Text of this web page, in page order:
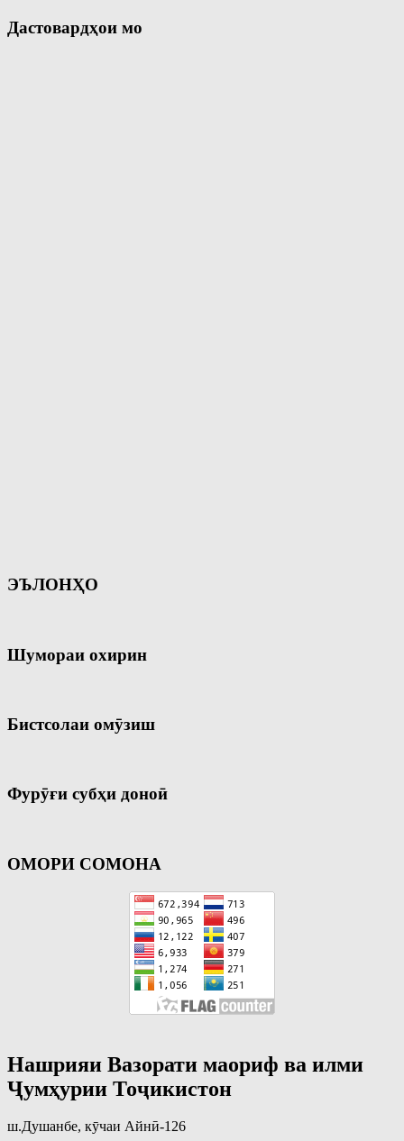
Дастовардҳои мо
ЭЪЛОНҲО
Шумораи охирин
Бистсолаи омӯзиш
Фурӯғи субҳи доноӣ
ОМОРИ СОМОНА
Нашрияи Вазорати маориф ва илми
Ҷумҳурии Тоҷикистон
ш.Душанбе, кӯчаи Айнӣ-126